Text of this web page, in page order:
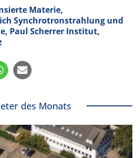
Materie,
Synchrotronstrahlung und
Paul Scherrer Institut,
des Monats